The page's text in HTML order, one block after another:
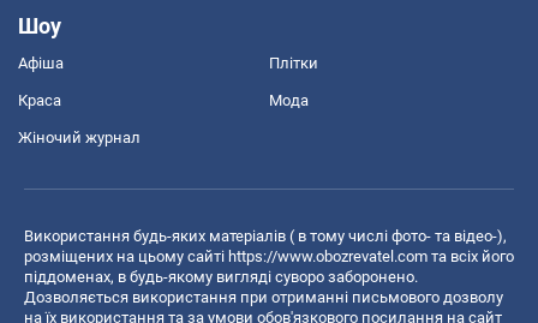
Шоу
Афіша Плітки
Краса Мода
Жіночий журнал
Використання будь-яких матеріалів ( в тому числі фото- та відео-),
розміщених на цьому сайті https://www.obozrevatel.com та всіх його
піддоменах, в будь-якому вигляді суворо заборонено.
Дозволяється використання при отриманні письмового дозволу
на їх використання та за умови обов'язкового посилання на сайт